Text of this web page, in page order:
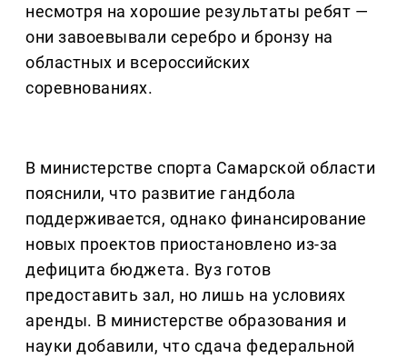
несмотря на хорошие результаты ребят —
они завоевывали серебро и бронзу на
областных и всероссийских
соревнованиях.
В министерстве спорта Самарской области
пояснили, что развитие гандбола
поддерживается, однако финансирование
новых проектов приостановлено из-за
дефицита бюджета. Вуз готов
предоставить зал, но лишь на условиях
аренды. В министерстве образования и
науки добавили, что сдача федеральной